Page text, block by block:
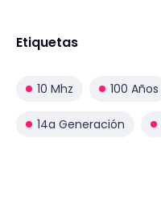
Etiquetas
10 Mhz 100 Años
14a Generación